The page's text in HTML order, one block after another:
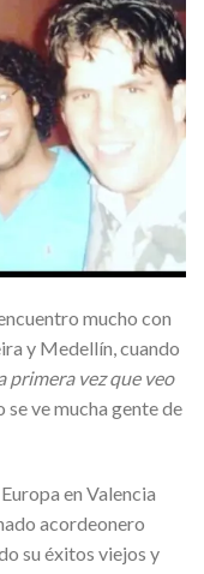
mucho con
y Medellín, cuando
primera vez que veo
se ve mucha gente de
en Valencia
acordeonero
su éxitos viejos y